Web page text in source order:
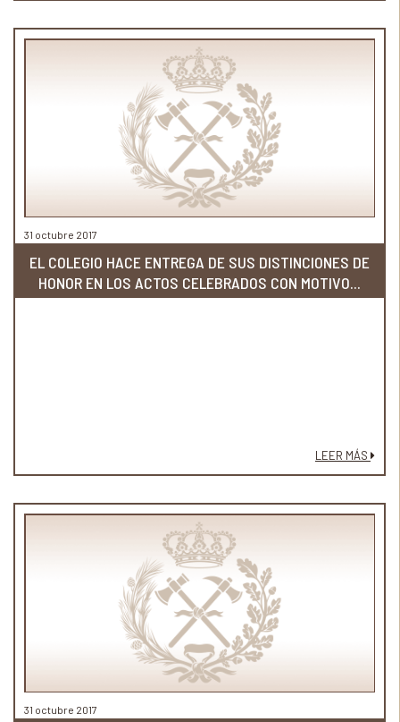
31 octubre 2017
EL COLEGIO HACE ENTREGA DE SUS DISTINCIONES DE
HONOR EN LOS ACTOS CELEBRADOS CON MOTIVO...
LEER MÁS
31 octubre 2017